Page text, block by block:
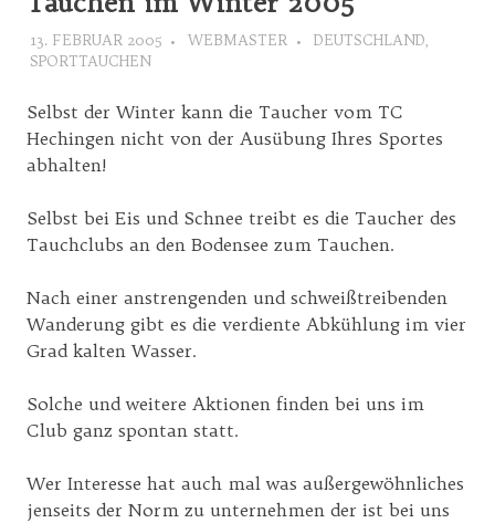
13. FEBRUAR 2005 WEBMASTER DEUTSCHLAND
SPORTTAUCHEN
Selbst der Winter kann die Taucher vom TC
Hechingen nicht von der Ausübung Ihres Sportes
abhalten!
Selbst bei Eis und Schnee treibt es die Taucher des
Tauchclubs an den Bodensee zum Tauchen.
Nach einer anstrengenden und schweißtreibenden
Wanderung gibt es die verdiente Abkühlung im vier
Grad kalten Wasser.
Solche und weitere Aktionen finden bei uns im
Club ganz spontan statt.
Wer Interesse hat auch mal was außergewöhnliches
jenseits der Norm zu unternehmen der ist bei uns